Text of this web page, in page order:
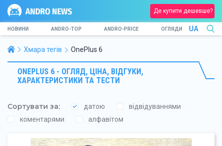
Де купити дешевше?
НОВИНИ ANDRO-TOP ANDRO-PRICE ОГЛЯДИ UA
Хмара тегів OnePlus 6
ONEPLUS 6 - ОГЛЯД, ЦІНА, ВІДГУКИ,
ХАРАКТЕРИСТИКИ ТА ТЕСТИ
Сортувати за: датою
відвідуваннями
коментарями
алфавітом